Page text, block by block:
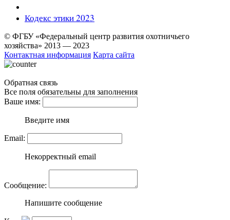
Кодекс этики 2023
© ФГБУ «Федеральный центр развития охотничьего
хозяйства» 2013 — 2023
Контактная информация Карта сайта
Обратная связь
Все поля обязательны для заполнения
Ваше имя:
Введите имя
Email:
Некорректный email
Сообщение:
Напишите сообщение